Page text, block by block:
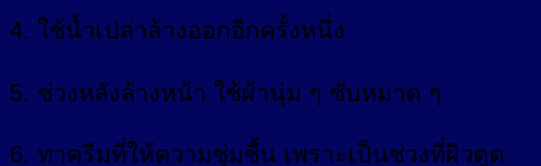
4. ใช้น้ำเปล่าล้างออกอีกครั้งหนึ่ง
5. ช่วงหลังล้างหน้า ใช้ผ้านุ่ม ๆ ซับหมาด ๆ
6. ทาครีมที่ให้ความชุ่มชื้น เพราะเป็นช่วงที่ผิวดูด